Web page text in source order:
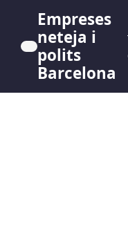
Empreses
neteja i
polits
Barcelona